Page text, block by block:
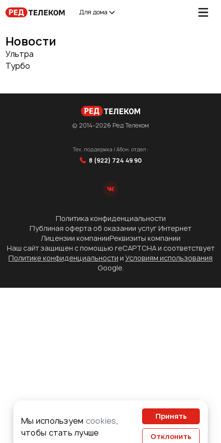
Для дома
Новости
Ультра
Турбо
© 2014-2026 Ред Телеком
Тех. поддержка / Абон. отдел :
8 (922) 724 49 90
Политика конфиденциальности
Публиная оферта об оказании услуг Интернет
Лицензии компанииРеквизиты компании
Наш сайт защищен с помощью reCAPTCHA и соответствует
Политике конфиденциальности и Условиям использования
Google.
Мы используем cookies,
чтобы стать лучше
Принять
Отклонить